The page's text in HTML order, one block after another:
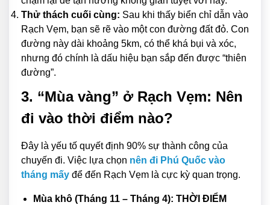
Thử thách cuối cùng: Sau khi thấy biển chỉ dẫn vào
Rạch Vẹm, bạn sẽ rẽ vào một con đường đất đỏ. Con
đường này dài khoảng 5km, có thể khá bụi và xóc,
nhưng đó chính là dấu hiệu bạn sắp đến được “thiên
đường”.
3. “Mùa vàng” ở Rạch Vẹm: Nên
đi vào thời điểm nào?
Đây là yếu tố quyết định 90% sự thành công của
chuyến đi. Việc lựa chọn nên đi Phú Quốc vào
tháng mấy để đến Rạch Vẹm là cực kỳ quan trọng.
Mùa khô (Tháng 11 – Tháng 4): THỜI ĐIỂM